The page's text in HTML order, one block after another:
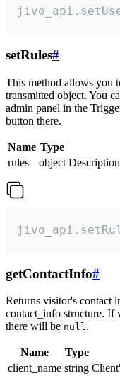
setRules#
This method allows you
transmitted object. You
admin panel in the
button there.
Name Type
rules
object
getContactInfo#
Returns visitor's contact
contact_info structure. If
there will be null.
Name Type
client_name string